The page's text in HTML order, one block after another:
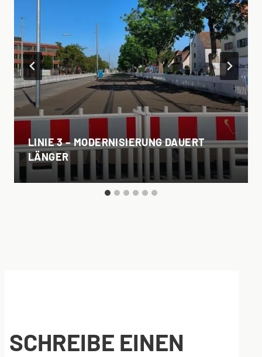
LINIE 3 – MODERNISIERUNG DAUERT
LÄNGER
SCHREIBE EINEN